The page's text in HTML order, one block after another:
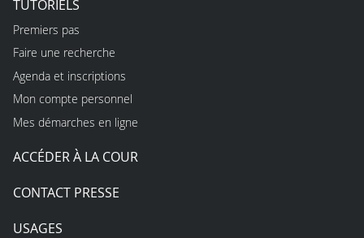
TUTORIELS
Premiers pas
Faire une recherche
Agenda et inscriptions
Mon compte personnel
Mes démarches en ligne
ACCÉDER À LA COUR
CONTACT PRESSE
USAGES